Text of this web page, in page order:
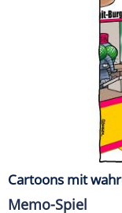
Cartoons mit
Memo-Spiel